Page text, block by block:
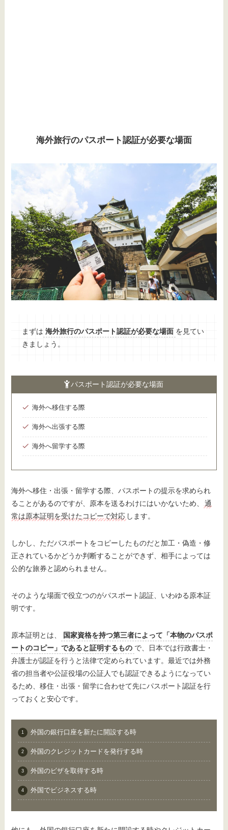
海外旅行のパスポート認証が必要な場面
まずは 海外旅行のパスポート認証が必要な場面 を見てい
きましょう。
パスポート認証が必要な場面
海外へ移住する際
海外へ出張する際
海外へ留学する際
海外へ移住・出張・留学する際、パスポートの提示を求められ
ることがあるのですが、原本を送るわけにはいかないため、通
常は原本証明を受けたコピーで対応 します。
しかし、ただパスポートをコピーしたものだと加工・偽造・修
正されているかどうか判断することができず、相手によっては
公的な旅券と認められません。
そのような場面で役立つのがパスポート認証、いわゆる原本証
明です。
原本証明とは、
国家資格を持つ第三者によって「本物のパスポ
ートのコピー」であると証明するもの で、日本では行政書士・
弁護士が認証を行うと法律で定められています。最近では外務
省の担当者や公証役場の公証人でも認証できるようになってい
るため、移住・出張・留学に合わせて先にパスポート認証を行
っておくと安心です。
外国の銀行口座を新たに開設する時
外国のクレジットカードを発行する時
外国のビザを取得する時
外国でビジネスする時